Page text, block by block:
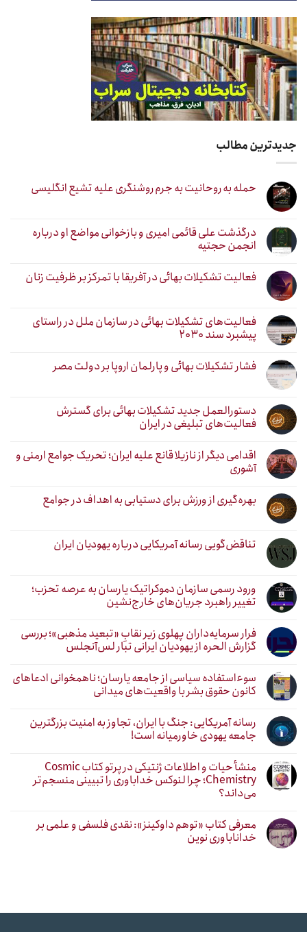
جدیدترین مطالب
حمله به روحانیت به جرم روشنگری علیه تشیع انگلیسی
درگذشت علی قائمی امیری و بازخوانی مواضع او درباره
انجمن حجتیه
فعالیت تشکیلات بهائی در آفریقا با تمرکز بر ظرفیت زنان
فعالیت‌های تشکیلات بهائی در سازمان ملل در راستای
پیشبرد سند ۲۰۳۰
فشار تشکیلات بهائی و پارلمان اروپا بر دولت مصر
دستورالعمل جدید تشکیلات بهائی برای گسترش
فعالیت‌های تبلیغی در ایران
اقدامی دیگر از نازیلا قانع علیه ایران؛ تحریک جوامع ارمنی و
آشوری
بهره‌گیری از ورزش برای دستیابی به اهداف در جوامع
تناقض‌گویی رسانه آمریکایی درباره یهودیان ایران
ورود رسمی سازمان دموکراتیک یارسان به عرصه تحزب؛
تغییر راهبرد جریان‌های خارج‌نشین
فرار سرمایه‌داران پهلوی زیر نقابِ «تبعید مذهبی»؛ بررسی
گزارش الحره از یهودیان ایرانی تبار لس‌آنجلس
سوءاستفاده سیاسی از جامعه یارسان؛ ناهمخوانی ادعاهای
کانون حقوق بشر با واقعیت‌های میدانی
رسانه آمریکایی: جنگ با ایران، تجاوز به امنیت بزرگترین
جامعه یهودی خاورمیانه است!
منشأ حیات و اطلاعات ژنتیکی در پرتو کتاب Cosmic
Chemistry؛ چرا لنوکس خداباوری را تبیینی منسجم‌تر
می‌داند؟
معرفی کتاب «توهم داوکینز»: نقدی فلسفی و علمی بر
خداناباوری نوین